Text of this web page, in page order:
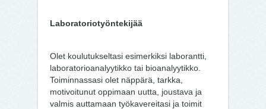
Laboratoriotyöntekijää
Olet koulutukseltasi esimerkiksi laborantti,
laboratorioanalyytikko tai bioanalyytikko.
Toiminnassasi olet näppärä, tarkka,
motivoitunut oppimaan uutta, joustava ja
valmis auttamaan työkavereitasi ja toimit